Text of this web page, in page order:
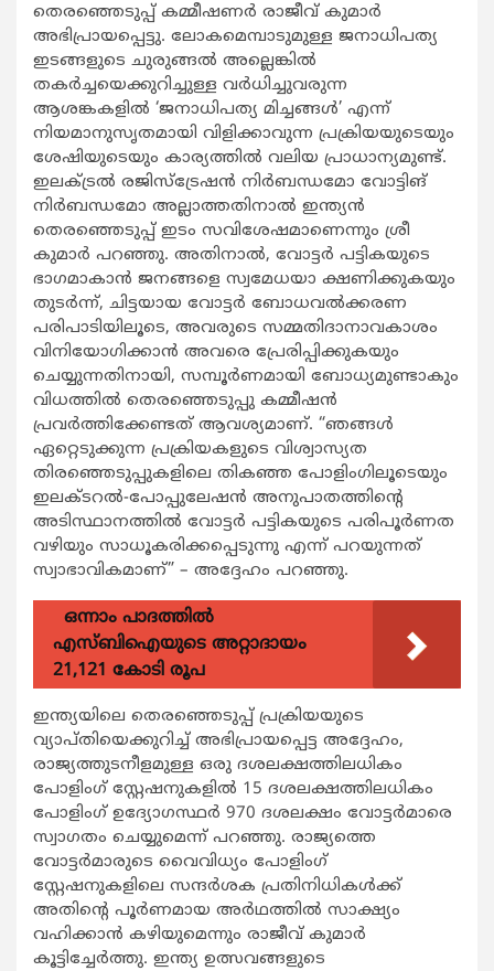
തെരഞ്ഞെടുപ്പ് കമ്മീഷണർ രാജീവ് കുമാർ
അഭിപ്രായപ്പെട്ടു. ലോകമെമ്പാടുമുള്ള ജനാധിപത്യ
ഇടങ്ങളുടെ ചുരുങ്ങൽ അല്ലെങ്കിൽ
തകർച്ചയെക്കുറിച്ചുള്ള വർധിച്ചുവരുന്ന
ആശങ്കകളിൽ ‘ജനാധിപത്യ മിച്ചങ്ങൾ’ എന്ന്
നിയമാനുസൃതമായി വിളിക്കാവുന്ന പ്രക്രിയയുടെയും
ശേഷിയുടെയും കാര്യത്തിൽ വലിയ പ്രാധാന്യമുണ്ട്.
ഇലക്ട്രൽ രജിസ്ട്രേഷൻ നിർബന്ധമോ വോട്ടിങ്
നിർബന്ധമോ അല്ലാത്തതിനാൽ ഇന്ത്യൻ
തെരഞ്ഞെടുപ്പ് ഇടം സവിശേഷമാണെന്നും ശ്രീ
കുമാർ പറഞ്ഞു. അതിനാൽ, വോട്ടർ പട്ടികയുടെ
ഭാഗമാകാൻ ജനങ്ങളെ സ്വമേധയാ ക്ഷണിക്കുകയും
തുടർന്ന്, ചിട്ടയായ വോട്ടർ ബോധവൽക്കരണ
പരിപാടിയിലൂടെ, അവരുടെ സമ്മതിദാനാവകാശം
വിനിയോഗിക്കാൻ അവരെ പ്രേരിപ്പിക്കുകയും
ചെയ്യുന്നതിനായി, സമ്പൂർണമായി ബോധ്യമുണ്ടാകും
വിധത്തിൽ തെരഞ്ഞെടുപ്പു കമ്മീഷൻ
പ്രവർത്തിക്കേണ്ടത് ആവശ്യമാണ്. “ഞങ്ങൾ
ഏറ്റെടുക്കുന്ന പ്രക്രിയകളുടെ വിശ്വാസ്യത
തിരഞ്ഞെടുപ്പുകളിലെ തികഞ്ഞ പോളിംഗിലൂടെയും
ഇലക്ടറൽ-പോപ്പുലേഷൻ അനുപാതത്തിന്റെ
അടിസ്ഥാനത്തിൽ വോട്ടർ പട്ടികയുടെ പരിപൂർണത
വഴിയും സാധൂകരിക്കപ്പെടുന്നു എന്ന് പറയുന്നത്
സ്വാഭാവികമാണ്” – അദ്ദേഹം പറഞ്ഞു.
ഒന്നാം പാദത്തിൽ
എസ്ബിഐയുടെ അറ്റാദായം
21,121 കോടി രൂപ
ഇന്ത്യയിലെ തെരഞ്ഞെടുപ്പ് പ്രക്രിയയുടെ
വ്യാപ്തിയെക്കുറിച്ച് അഭിപ്രായപ്പെട്ട അദ്ദേഹം,
രാജ്യത്തുടനീളമുള്ള ഒരു ദശലക്ഷത്തിലധികം
പോളിംഗ് സ്റ്റേഷനുകളിൽ 15 ദശലക്ഷത്തിലധികം
പോളിംഗ് ഉദ്യോഗസ്ഥർ 970 ദശലക്ഷം വോട്ടർമാരെ
സ്വാഗതം ചെയ്യുമെന്ന് പറഞ്ഞു. രാജ്യത്തെ
വോട്ടർമാരുടെ വൈവിധ്യം പോളിംഗ്
സ്റ്റേഷനുകളിലെ സന്ദർശക പ്രതിനിധികൾക്ക്
അതിന്റെ പൂർണമായ അർഥത്തിൽ സാക്ഷ്യം
വഹിക്കാൻ കഴിയുമെന്നും രാജീവ് കുമാർ
കൂട്ടിച്ചേർത്തു. ഇന്ത്യ ഉത്സവങ്ങളുടെ